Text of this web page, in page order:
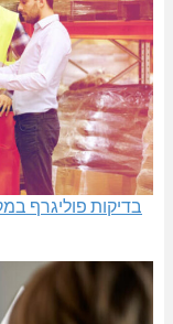
בדיקות פוליגרף